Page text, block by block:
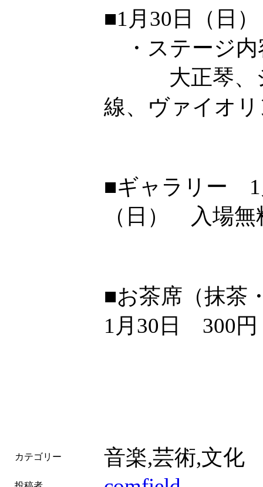
■1月30日（日
・ステージ内
大正琴、シ
線、ヴァイオ
■ギャラリー 1
（日） 入場無
■お茶席（抹
1月30日 300円
カテゴリー 音楽,芸術,文化